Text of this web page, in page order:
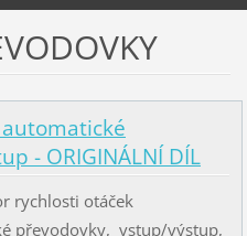
- ORIGINÁLNÍ DÍL
rychlosti otáček
převodovky, vstup/výstup,